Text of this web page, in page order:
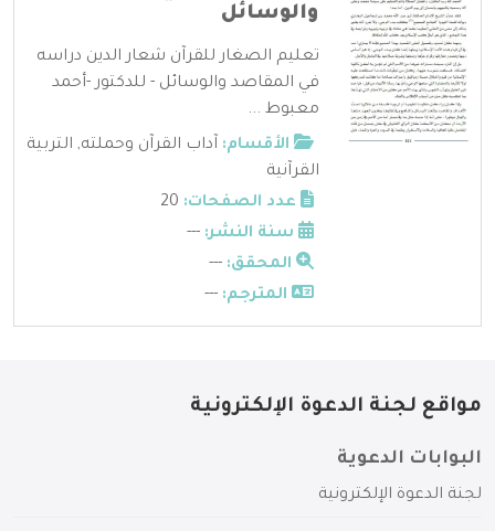
والوسائل
تعليم الصغار للقرآن شعار الدين دراسه
في المقاصد والوسائل - للدكتور -أحمد
معبوط ...
الأقسام: آداب القرآن وحملته, التربية
القرآنية
عدد الصفحات:
سنة النشر: ---
المحقق: ---
المترجم: ---
مواقع لجنة الدعوة الإلكترونية
البوابات الدعوية
لجنة الدعوة الإلكترونية